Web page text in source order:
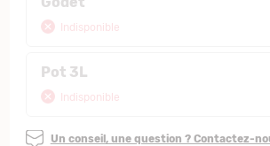
Indisponible
Pot 3L
Indisponible
Un conseil, une question ? Contactez-